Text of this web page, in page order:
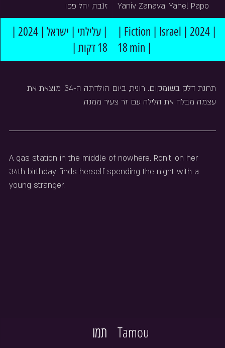
זנבה, יהל פפו
Yaniv Zanava, Yahel Papo
| עלילתי | ישראל | 2024 |
18 דקות |
| Fiction | Israel | 2024 |
18 min |
תחנת דלק בשומקום. רונית, ביום הולדתה ה-34, מוצאת את
עצמה מבלה את הלילה עם זר צעיר ממנה.
A gas station in the middle of nowhere. Ronit, on her
34th birthday, finds herself spending the night with a
young stranger.
תמו Tamou